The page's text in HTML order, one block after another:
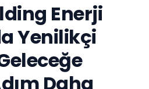
Enerji
Yenilikçi
Daha